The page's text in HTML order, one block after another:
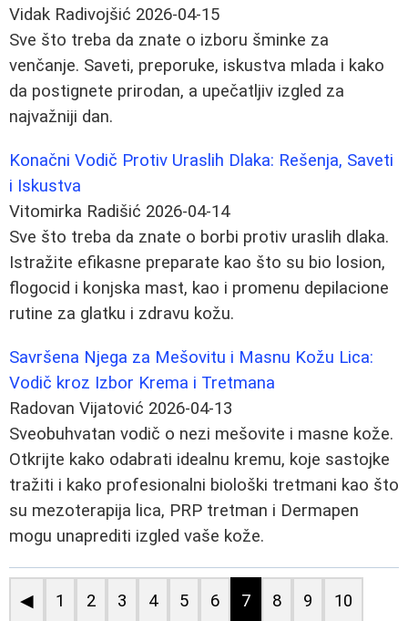
Vidak Radivojšić 2026-04-15
Sve što treba da znate o izboru šminke za
venčanje. Saveti, preporuke, iskustva mlada i kako
da postignete prirodan, a upečatljiv izgled za
najvažniji dan.
Konačni Vodič Protiv Uraslih Dlaka: Rešenja, Saveti
i Iskustva
Vitomirka Radišić 2026-04-14
Sve što treba da znate o borbi protiv uraslih dlaka.
Istražite efikasne preparate kao što su bio losion,
flogocid i konjska mast, kao i promenu depilacione
rutine za glatku i zdravu kožu.
Savršena Njega za Mešovitu i Masnu Kožu Lica:
Vodič kroz Izbor Krema i Tretmana
Radovan Vijatović 2026-04-13
Sveobuhvatan vodič o nezi mešovite i masne kože.
Otkrijte kako odabrati idealnu kremu, koje sastojke
tražiti i kako profesionalni biološki tretmani kao što
su mezoterapija lica, PRP tretman i Dermapen
mogu unaprediti izgled vaše kože.
◀ 1 2 3 4 5 6 7 8 9 10